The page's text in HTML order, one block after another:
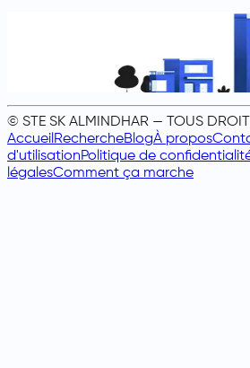
© STE SK ALMINDHAR — TOUS
AccueilRechercheBlogÀ propos
d'utilisationPolitique de
légalesComment ça marche